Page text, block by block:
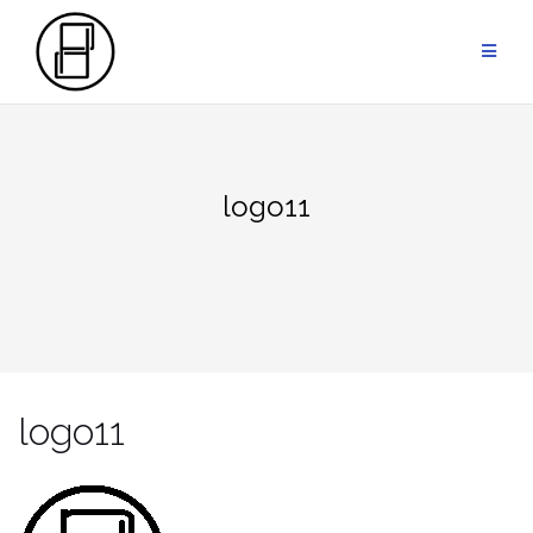
Przejdź
treści
logo11
logo11